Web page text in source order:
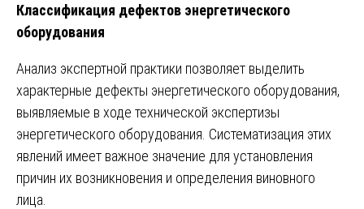
Классификация дефектов энергетического
оборудования
Анализ экспертной практики позволяет выделить
характерные дефекты энергетического оборудования,
выявляемые в ходе технической экспертизы
энергетического оборудования. Систематизация этих
явлений имеет важное значение для установления
причин их возникновения и определения виновного
лица.